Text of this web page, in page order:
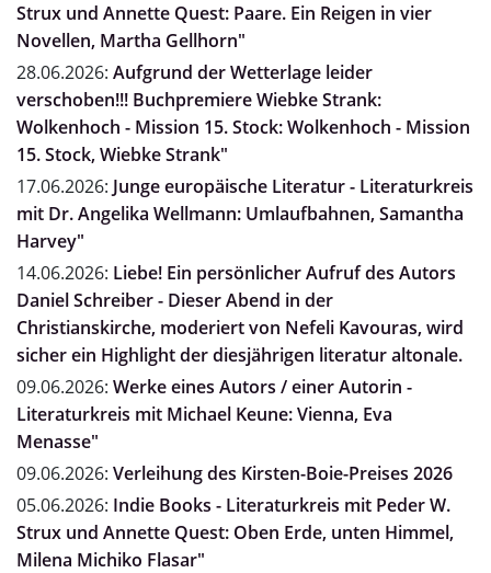
Strux und Annette Quest: Paare. Ein Reigen in vier
Novellen, Martha Gellhorn"
28.06.2026: Aufgrund der Wetterlage leider
verschoben!!! Buchpremiere Wiebke Strank:
Wolkenhoch - Mission 15. Stock: Wolkenhoch - Mission
15. Stock, Wiebke Strank"
17.06.2026: Junge europäische Literatur - Literaturkreis
mit Dr. Angelika Wellmann: Umlaufbahnen, Samantha
Harvey"
14.06.2026: Liebe! Ein persönlicher Aufruf des Autors
Daniel Schreiber - Dieser Abend in der
Christianskirche, moderiert von Nefeli Kavouras, wird
sicher ein Highlight der diesjährigen literatur altonale.
09.06.2026: Werke eines Autors / einer Autorin -
Literaturkreis mit Michael Keune: Vienna, Eva
Menasse"
09.06.2026: Verleihung des Kirsten-Boie-Preises 2026
05.06.2026: Indie Books - Literaturkreis mit Peder W.
Strux und Annette Quest: Oben Erde, unten Himmel,
Milena Michiko Flasar"